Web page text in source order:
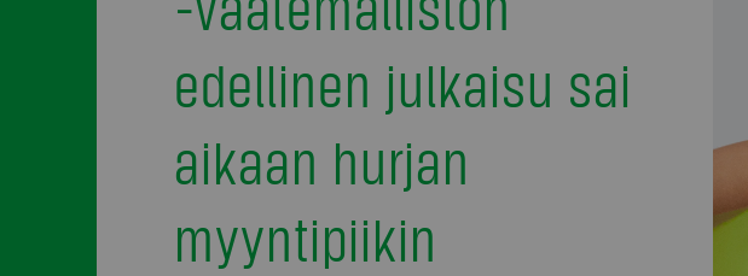
edellinen julkaisu sai
aikaan hurjan
myyntipiikin